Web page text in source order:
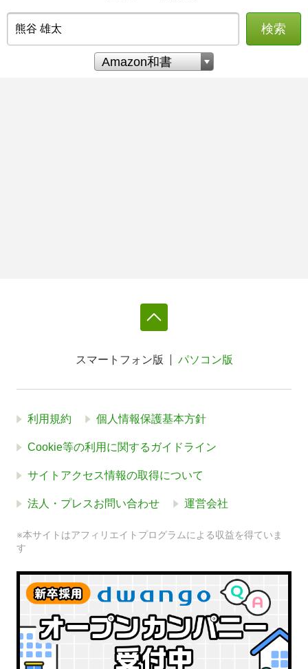
検索
スマートフォン版 パソコン版
利用規約 個人情報保護基本方針
Cookie等の利用に関するガイドライン
サイトアクセス情報の取得について
法人・プレスお問い合わせ 運営会社
※本サイトはアフィリエイトプログラムによる収益を得ていま
す